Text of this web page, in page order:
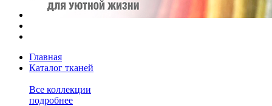
Главная
Каталог тканей
Все коллекции
подробнее